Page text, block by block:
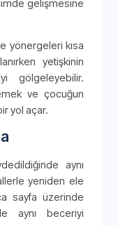
gelişmesine
yönergeleri kısa
yetişkinin
gölgeleyebilir.
ve çocuğun
yol açar.
aynı
yeniden ele
sayfa üzerinde
aynı beceriyi